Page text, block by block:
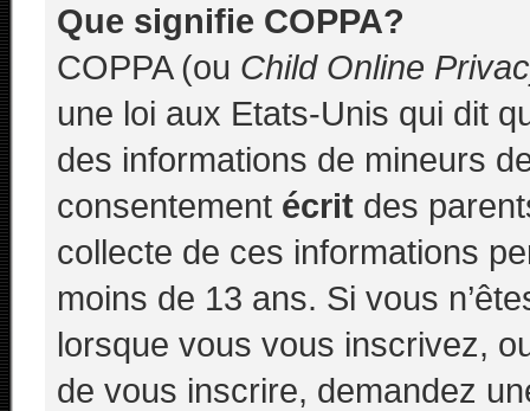
Que signifie COPPA?
COPPA (ou Child Online
une loi aux Etats-Unis qui dit
des informations de mineurs
consentement écrit des
collecte de ces informations
moins de 13 ans. Si vous
lorsque vous vous inscrivez,
de vous inscrire, demandez